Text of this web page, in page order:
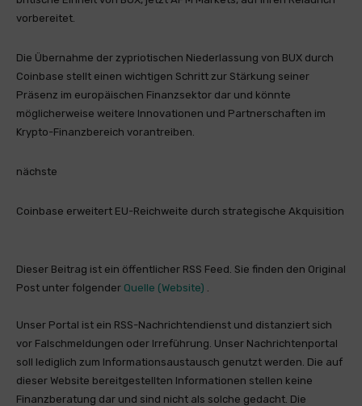
vorbereitet.
Die Übernahme der zypriotischen Niederlassung von BUX durch
Coinbase stellt einen wichtigen Schritt zur Stärkung seiner
Präsenz im europäischen Finanzsektor dar und könnte
möglicherweise weitere Innovationen und Partnerschaften im
Krypto-Finanzbereich vorantreiben.
nächste
Coinbase erweitert EU-Reichweite durch strategische Akquisition
Dieser Beitrag ist ein öffentlicher RSS Feed. Sie finden den Original
Post unter folgender Quelle (Website) .
Unser Portal ist ein RSS-Nachrichtendienst und distanziert sich
vor Falschmeldungen oder Irreführung. Unser Nachrichtenportal
soll lediglich zum Informationsaustausch genutzt werden. Die auf
dieser Website bereitgestellten Informationen stellen keine
Finanzberatung dar und sind nicht als solche gedacht. Die